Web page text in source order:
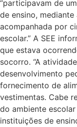
“participavam de
de ensino,
acompanhada por
escolar.” A SEE
que estava
socorro. “A
desenvolvimento
fornecimento de
vestimentas. Cabe
do ambiente
instituições de